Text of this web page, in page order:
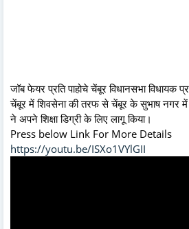
जॉब फेयर प्रति पाहोचे चेंबूर विधानसभा विधायक
चेंबूर में शिवसेना की तरफ से चेंबूर के सुभाष नगर में
ने अपने शिक्षा डिग्री के लिए लागू किया।
Press below Link For More Details
https://youtu.be/ISXo1VYlGII